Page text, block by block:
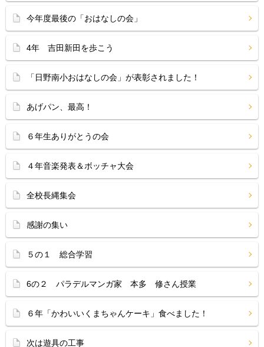
今年度最後の「おはなしの会」
4年 吉田新田を歩こう
「日野南小おはなしの会」が表彰されました！
あげパン、最高！
６年生ありがとうの会
４年音楽発表＆ボッチャ大会
全校長縄集会
感謝の集い
５の１ 総合学習
6の２ パラデルマンガ家 本多 修さん授業
６年「かわいいくまちゃんケーキ」食べました！
次は遊具の工事